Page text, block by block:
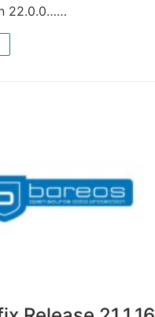
22.0.0……